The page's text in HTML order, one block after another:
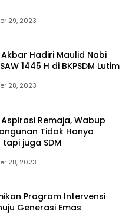
29, 2023
Hadiri Maulid Nabi
1445 H di BKPSDM Lutim
28, 2023
Remaja, Wabup
Tidak Hanya
juga SDM
28, 2023
Program Intervensi
Generasi Emas